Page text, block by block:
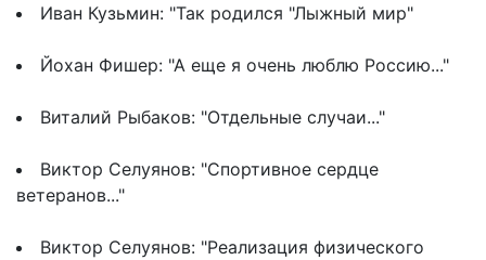
Иван Кузьмин: "Так родился "Лыжный мир"
Йохан Фишер: "А еще я очень люблю Россию..."
Виталий Рыбаков: "Отдельные случаи..."
Виктор Селуянов: "Спортивное сердце
ветеранов..."
Виктор Селуянов: "Реализация физического